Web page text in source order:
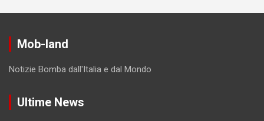
Mob-land
Notizie Bomba dall'Italia e dal Mondo
Ultime News